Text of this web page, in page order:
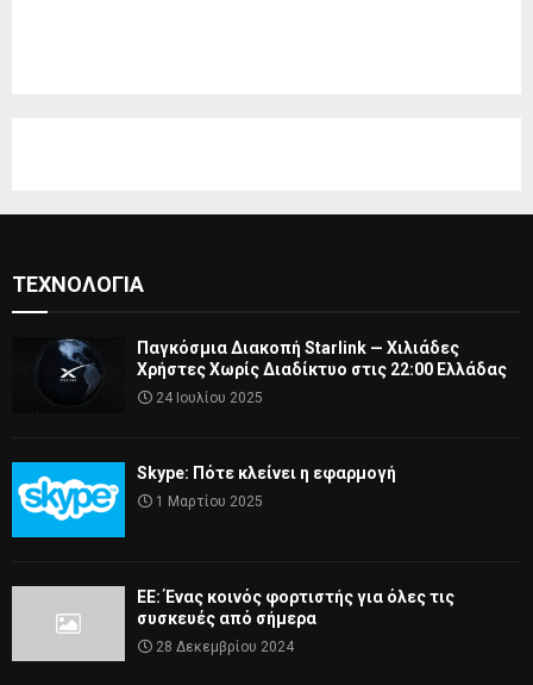
ΤΕΧΝΟΛΟΓΊΑ
Παγκόσμια Διακοπή Starlink — Χιλιάδες
Χρήστες Χωρίς Διαδίκτυο στις 22:00 Ελλάδας
24 Ιουλίου 2025
Skype: Πότε κλείνει η εφαρμογή
1 Μαρτίου 2025
ΕΕ: Ένας κοινός φορτιστής για όλες τις
συσκευές από σήμερα
28 Δεκεμβρίου 2024